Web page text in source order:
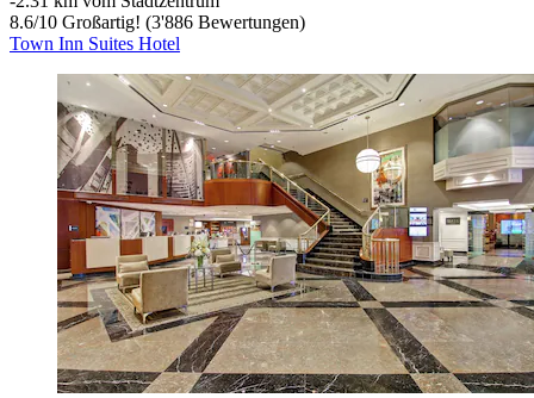
8.6/10 Großartig! (3'886 Bewertungen)
Town Inn Suites Hotel